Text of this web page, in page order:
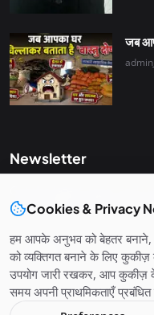
जब
admin
Newsletter
inbox. Sign up for our
Cookies & Privacy
हम आपके अनुभव को बेहतर बनाने,
को व्यक्तिगत बनाने के लिए
उपयोग जारी रखकर, आप कुकीज़
समय अपनी प्राथमिकताएँ